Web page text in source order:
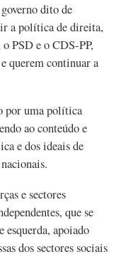
dito de
a política de direita,
PSD e o CDS-PP,
querem continuar a
por uma política
ao conteúdo e
e dos ideais de
e sectores
que se
apoiado
dos sectores sociais